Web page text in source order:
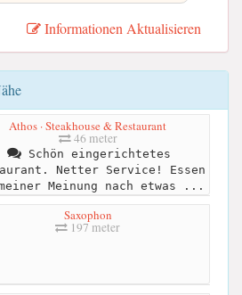
Informationen Aktualisieren
Athos · Steakhouse & Restaurant
46 meter
Schön eingerichtetes
Netter Service! Essen
Meinung nach etwas ...
Saxophon
197 meter